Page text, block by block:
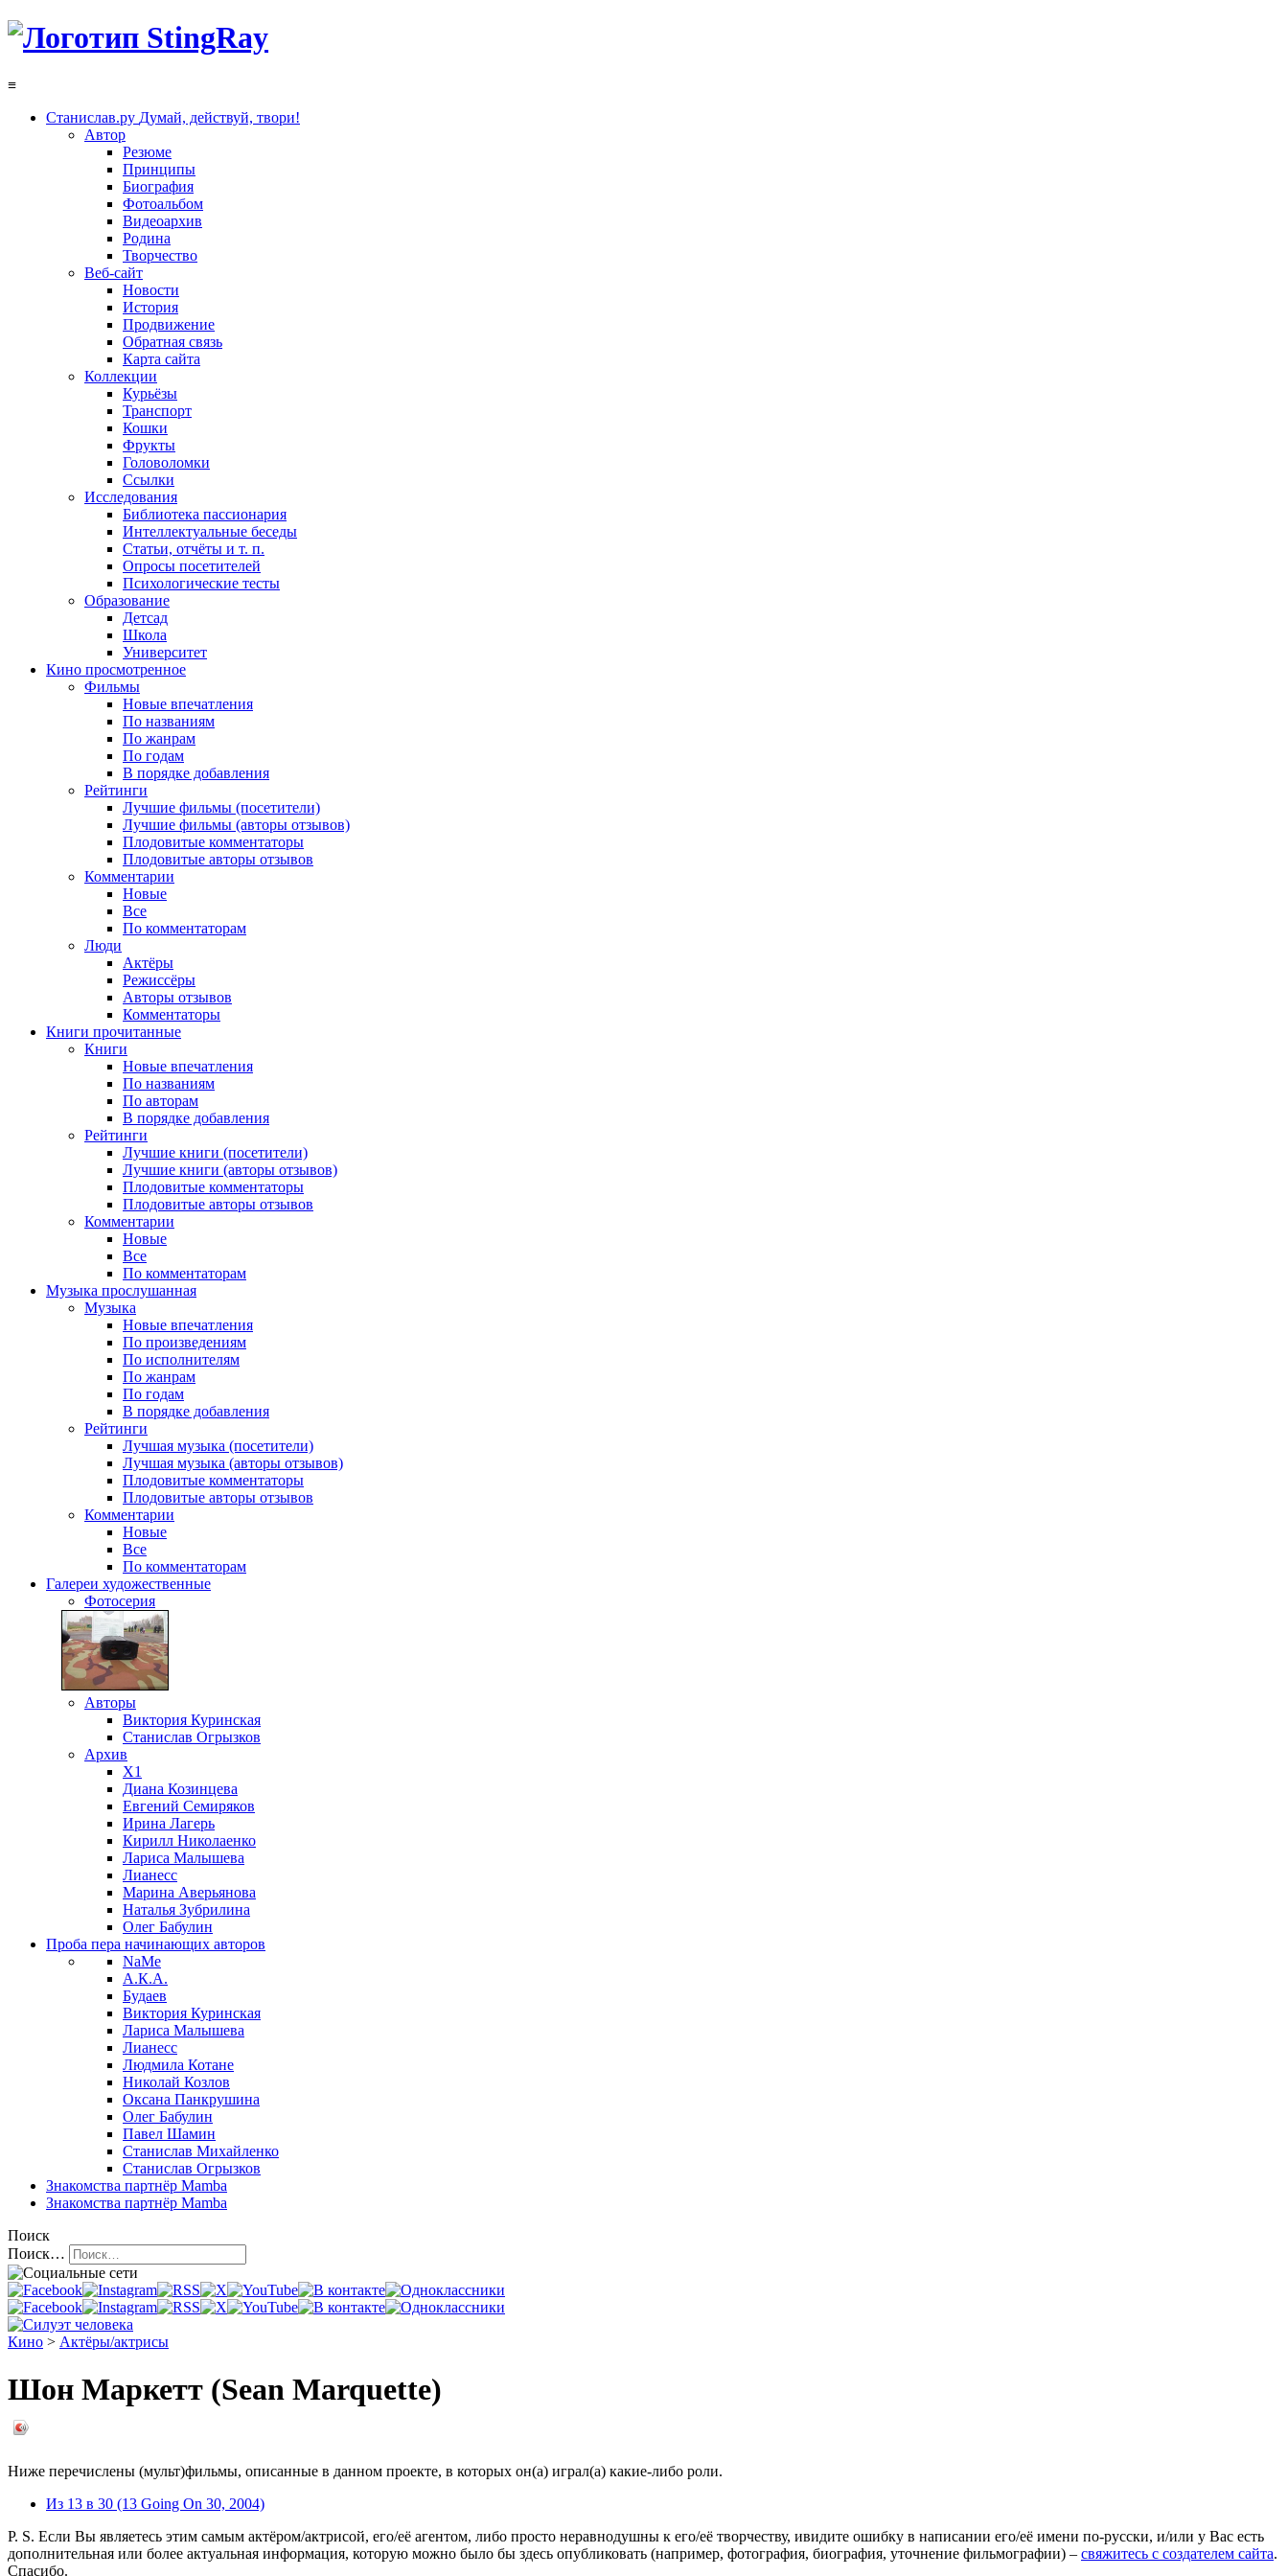
≡
Станислав.ру Думай, действуй, твори!
Автор
Резюме
Принципы
Биография
Фотоальбом
Видеоархив
Родина
Творчество
Веб-сайт
Новости
История
Продвижение
Обратная связь
Карта сайта
Коллекции
Курьёзы
Транспорт
Кошки
Фрукты
Головоломки
Ссылки
Исследования
Библиотека пассионария
Интеллектуальные беседы
Статьи, отчёты и т. п.
Опросы посетителей
Психологические тесты
Образование
Детсад
Школа
Университет
Кино просмотренное
Фильмы
Новые впечатления
По названиям
По жанрам
По годам
В порядке добавления
Рейтинги
Лучшие фильмы (посетители)
Лучшие фильмы (авторы отзывов)
Плодовитые комментаторы
Плодовитые авторы отзывов
Комментарии
Новые
Все
По комментаторам
Люди
Актёры
Режиссёры
Авторы отзывов
Комментаторы
Книги прочитанные
Книги
Новые впечатления
По названиям
По авторам
В порядке добавления
Рейтинги
Лучшие книги (посетители)
Лучшие книги (авторы отзывов)
Плодовитые комментаторы
Плодовитые авторы отзывов
Комментарии
Новые
Все
По комментаторам
Музыка прослушанная
Музыка
Новые впечатления
По произведениям
По исполнителям
По жанрам
По годам
В порядке добавления
Рейтинги
Лучшая музыка (посетители)
Лучшая музыка (авторы отзывов)
Плодовитые комментаторы
Плодовитые авторы отзывов
Комментарии
Новые
Все
По комментаторам
Галереи художественные
Фотосерия
Авторы
Виктория Куринская
Станислав Огрызков
Архив
X1
Диана Козинцева
Евгений Семиряков
Ирина Лагерь
Кирилл Николаенко
Лариса Малышева
Лианесс
Марина Аверьянова
Наталья Зубрилина
Олег Бабулин
Проба пера начинающих авторов
NaMe
А.К.А.
Будаев
Виктория Куринская
Лариса Малышева
Лианесс
Людмила Котане
Николай Козлов
Оксана Панкрушина
Олег Бабулин
Павел Шамин
Станислав Михайленко
Станислав Огрызков
Знакомства партнёр Mamba
Знакомства партнёр Mamba
Поиск
Поиск…
Кино > Актёры/актрисы
Шон Маркетт (Sean Marquette)
Ниже перечислены (мульт)фильмы, описанные в данном проекте, в которых он(а) играл(а) какие-либо роли.
Из 13 в 30 (13 Going On 30, 2004)
P. S. Если Вы являетесь этим самым актёром/актрисой, его/её агентом, либо просто неравнодушны к его/её творчеству, ивидите ошибку в написании его/её имени по-русски, и/или у Вас есть
дополнительная или более актуальная информация, которую можно было бы здесь опубликовать (например, фотография, биография, уточнение фильмографии) – свяжитесь с создателем сайта.
Спасибо.